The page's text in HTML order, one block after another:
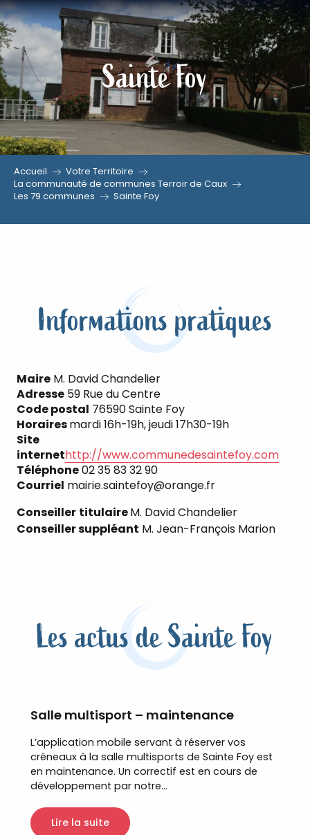
Aller
au
contenu
principal
Sainte Foy
Accueil
Votre Territoire
La communauté de communes Terroir de Caux
Les 79 communes
Sainte Foy
Informations pratiques
Maire M. David Chandelier
Adresse 59 Rue du Centre
Code postal 76590 Sainte Foy
Horairesmardi 16h-19h, jeudi 17h30-19h
Site
internethttp://www.communedesaintefoy.com
Téléphone02 35 83 32 90
Courriel mairie.saintefoy@orange.fr
Conseiller titulaireM. David Chandelier
Conseiller suppléant M. Jean-François Marion
Les actus de Sainte Foy
Salle multisport – maintenance
L’application mobile servant à réserver vos
créneaux à la salle multisports de Sainte Foy est
en maintenance. Un correctif est en cours de
développement par notre...
Lire la suite